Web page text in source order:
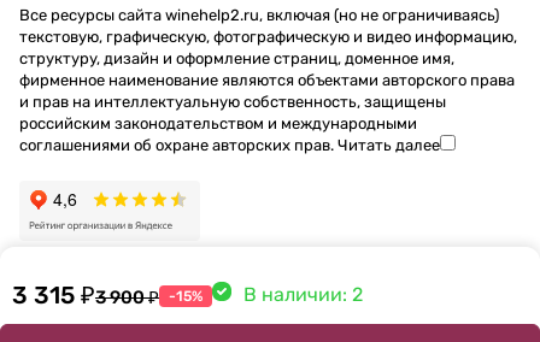
3 315 ₽3 900 ₽ -15% В наличии: 2
Все ресурсы сайта winehelp2.ru, включая (но не ограничиваясь)
текстовую, графическую, фотографическую и видео информацию,
структуру, дизайн и оформление страниц, доменное имя,
фирменное наименование являются объектами авторского права
и прав на интеллектуальную собственность, защищены
российским законодательством и международными
соглашениями об охране авторских прав. Читать далее